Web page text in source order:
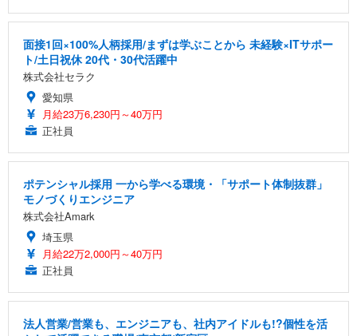
面接1回×100%人柄採用/まずは学ぶことから 未経験×ITサポー
ト/土日祝休 20代・30代活躍中
株式会社セラク
愛知県
月給23万6,230円～40万円
正社員
ポテンシャル採用 一から学べる環境・「サポート体制抜群」
モノづくりエンジニア
株式会社Amark
埼玉県
月給22万2,000円～40万円
正社員
法人営業/営業も、エンジニアも、社内アイドルも!?個性を活